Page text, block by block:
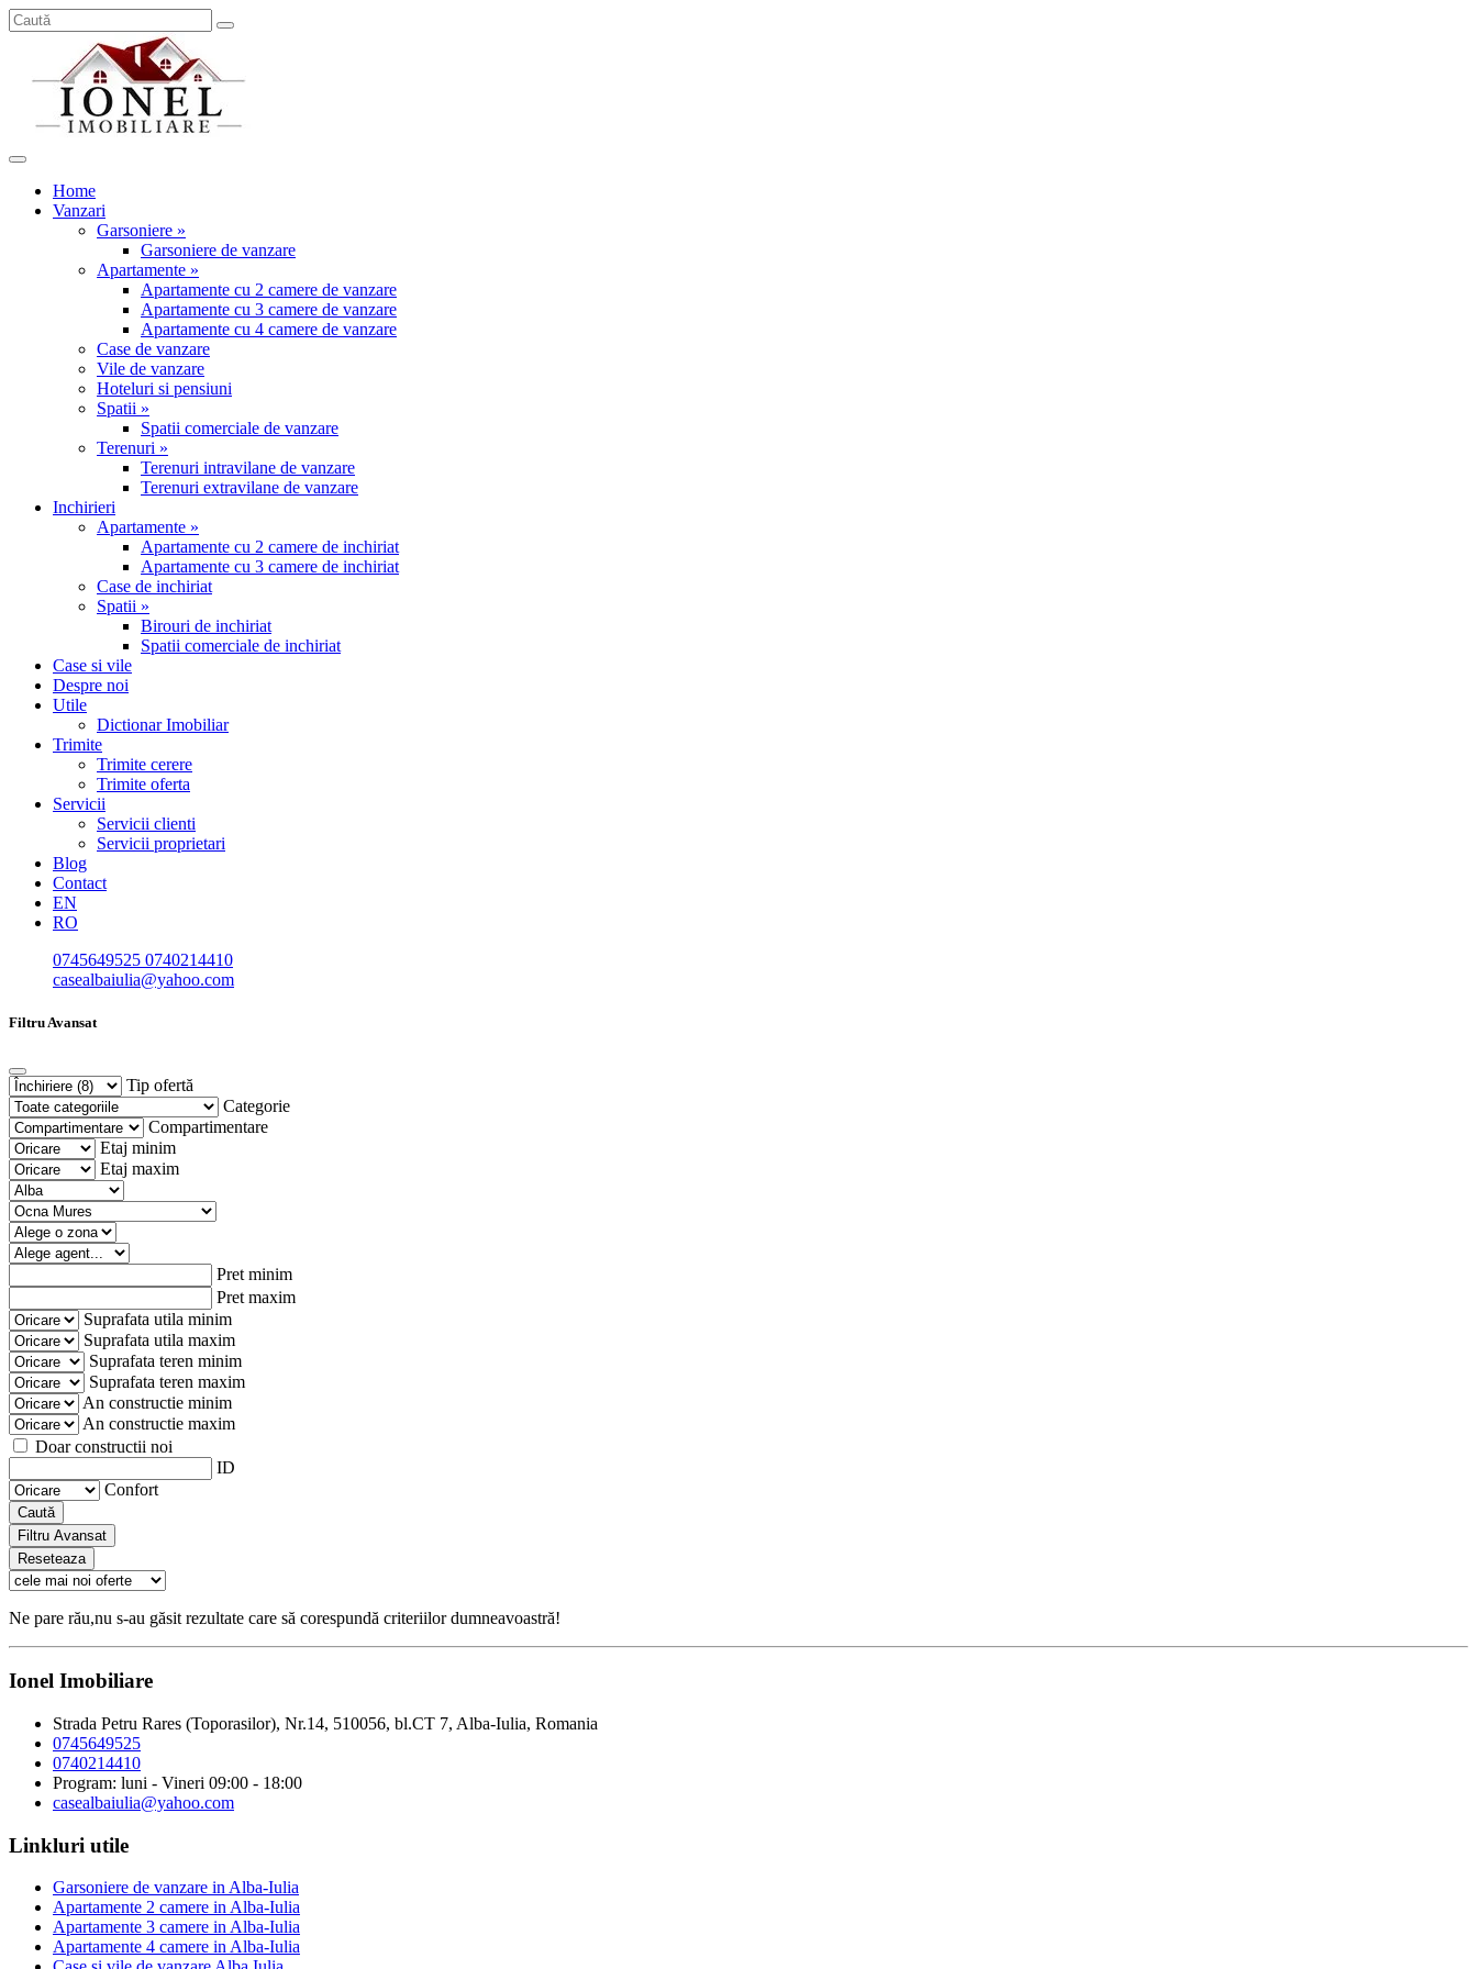
Home
Vanzari
Garsoniere »
Garsoniere de vanzare
Apartamente »
Apartamente cu 2 camere de vanzare
Apartamente cu 3 camere de vanzare
Apartamente cu 4 camere de vanzare
Case de vanzare
Vile de vanzare
Hoteluri si pensiuni
Spatii »
Spatii comerciale de vanzare
Terenuri »
Terenuri intravilane de vanzare
Terenuri extravilane de vanzare
Inchirieri
Apartamente »
Apartamente cu 2 camere de inchiriat
Apartamente cu 3 camere de inchiriat
Case de inchiriat
Spatii »
Birouri de inchiriat
Spatii comerciale de inchiriat
Case si vile
Despre noi
Utile
Dictionar Imobiliar
Trimite
Trimite cerere
Trimite oferta
Servicii
Servicii clienti
Servicii proprietari
Blog
Contact
EN
RO
0745649525 0740214410
casealbaiulia@yahoo.com
Filtru Avansat
Tip ofertă
Categorie
Compartimentare
Etaj minim
Etaj maxim
Pret minim
Pret maxim
Suprafata utila minim
Suprafata utila maxim
Suprafata teren minim
Suprafata teren maxim
An constructie minim
An constructie maxim
Doar constructii noi
ID
Confort
Caută
Filtru Avansat
Reseteaza
Ne pare rău,nu s-au găsit rezultate care să corespundă criteriilor dumneavoastră!
Ionel Imobiliare
Strada Petru Rares (Toporasilor), Nr.14, 510056, bl.CT 7, Alba-Iulia, Romania
0745649525
0740214410
Program: luni - Vineri 09:00 - 18:00
casealbaiulia@yahoo.com
Linkluri utile
Garsoniere de vanzare in Alba-Iulia
Apartamente 2 camere in Alba-Iulia
Apartamente 3 camere in Alba-Iulia
Apartamente 4 camere in Alba-Iulia